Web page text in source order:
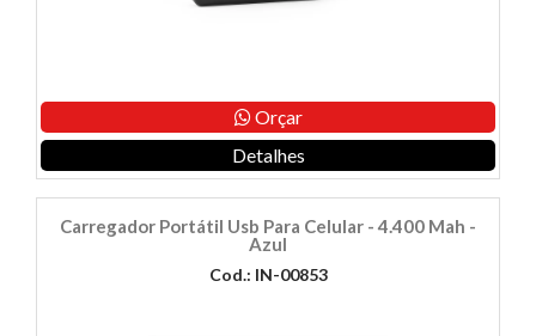
Orçar
Detalhes
Carregador Portátil Usb Para Celular - 4.400 Mah -
Azul
Cod.: IN-00853